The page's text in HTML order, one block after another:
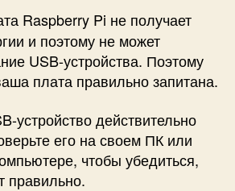
Raspberry Pi не получает
и поэтому не может
USB-устройства. Поэтому
плата правильно запитана.
устройство действительно
его на своем ПК или
чтобы убедиться,
правильно.